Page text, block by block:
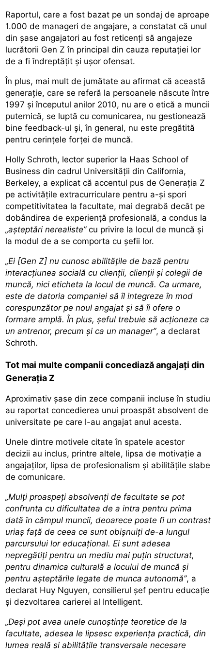
Raportul, care a fost bazat pe un sondaj de aproape
1.000 de manageri de angajare, a constatat că unul
din șase angajatori au fost reticenți să angajeze
lucrătorii Gen Z în principal din cauza reputației lor
de a fi îndreptățit și ușor ofensat.
În plus, mai mult de jumătate au afirmat că această
generație, care se referă la persoanele născute între
1997 și începutul anilor 2010, nu are o etică a muncii
puternică, se luptă cu comunicarea, nu gestionează
bine feedback-ul și, în general, nu este pregătită
pentru cerințele forței de muncă.
Holly Schroth, lector superior la Haas School of
Business din cadrul Universității din California,
Berkeley, a explicat că accentul pus de Generația Z
pe activitățile extracurriculare pentru a-și spori
competitivitatea la facultate, mai degrabă decât pe
dobândirea de experiență profesională, a condus la
„așteptări nerealiste”cu privire la locul de muncă și
la modul de a se comporta cu șefii lor.
„Ei [Gen Z] nu cunosc abilitățile de bază pentru
interacțiunea socială cu clienții, clienții și colegii de
muncă, nici eticheta la locul de muncă. Ca urmare,
este de datoria companiei să îl integreze în mod
corespunzător pe noul angajat și să îi ofere o
formare amplă. În plus, șeful trebuie să acționeze ca
un antrenor, precum și ca un manager”, a declarat
Schroth.
Tot mai multe companii concediază angajați din
Generația Z
Aproximativ șase din zece companii incluse în studiu
au raportat concedierea unui proaspăt absolvent de
universitate pe care l-au angajat anul acesta.
Unele dintre motivele citate în spatele acestor
decizii au inclus, printre altele, lipsa de motivație a
angajaților, lipsa de profesionalism și abilitățile slabe
de comunicare.
„Mulți proaspeți absolvenți de facultate se pot
confrunta cu dificultatea de a intra pentru prima
dată în câmpul muncii, deoarece poate fi un contrast
uriaș față de ceea ce sunt obișnuiți de-a lungul
parcursului lor educațional. Ei sunt adesea
nepregătiți pentru un mediu mai puțin structurat,
pentru dinamica culturală a locului de muncă și
pentru așteptările legate de munca autonomă”, a
declarat Huy Nguyen, consilierul șef pentru educație
și dezvoltarea carierei al Intelligent.
„Deși pot avea unele cunoștințe teoretice de la
facultate, adesea le lipsesc experiența practică, din
lumea reală și abilitățile transversale necesare